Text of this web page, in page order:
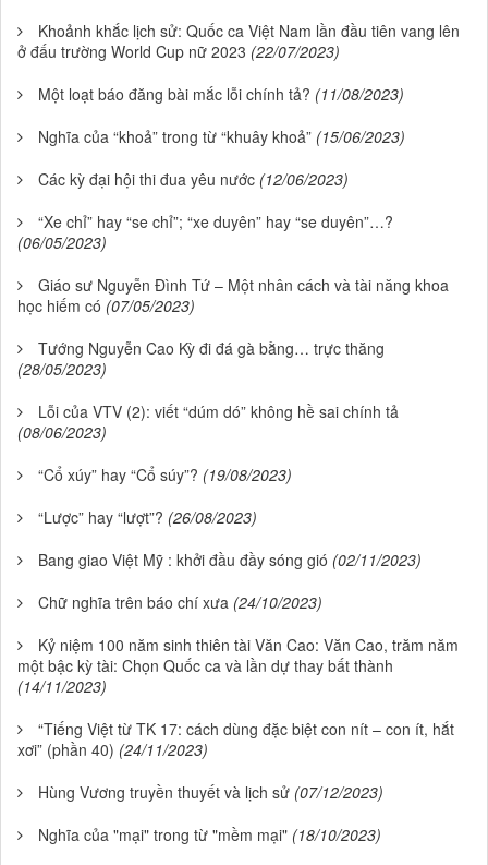
Khoảnh khắc lịch sử: Quốc ca Việt Nam lần đầu tiên vang lên
ở đấu trường World Cup nữ 2023 (22/07/2023)
Một loạt báo đăng bài mắc lỗi chính tả? (11/08/2023)
Nghĩa của “khoả” trong từ “khuây khoả” (15/06/2023)
Các kỳ đại hội thi đua yêu nước (12/06/2023)
“Xe chỉ” hay “se chỉ”; “xe duyên” hay “se duyên”…?
(06/05/2023)
Giáo sư Nguyễn Đình Tứ – Một nhân cách và tài năng khoa
học hiếm có (07/05/2023)
Tướng Nguyễn Cao Kỳ đi đá gà bằng… trực thăng
(28/05/2023)
Lỗi của VTV (2): viết “dúm dó” không hề sai chính tả
(08/06/2023)
“Cổ xúy” hay “Cổ súy”? (19/08/2023)
“Lược” hay “lượt”? (26/08/2023)
Bang giao Việt Mỹ : khởi đầu đầy sóng gió (02/11/2023)
Chữ nghĩa trên báo chí xưa (24/10/2023)
Kỷ niệm 100 năm sinh thiên tài Văn Cao: Văn Cao, trăm năm
một bậc kỳ tài: Chọn Quốc ca và lần dự thay bất thành
(14/11/2023)
“Tiếng Việt từ TK 17: cách dùng đặc biệt con nít – con ít, hắt
xơi” (phần 40) (24/11/2023)
Hùng Vương truyền thuyết và lịch sử (07/12/2023)
Nghĩa của "mại" trong từ "mềm mại" (18/10/2023)